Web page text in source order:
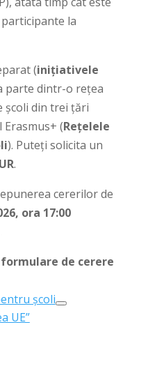
la
(inițiativele
parte dintr-o rețea
școli din trei țări
(Rețelele
). Puteți solicita un
.
cererilor de
ora 17:00
de cerere
școli
UE”